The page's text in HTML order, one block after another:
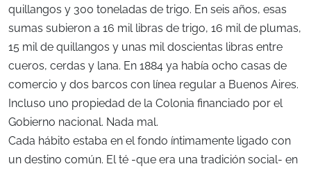
quillangos y 300 toneladas de trigo. En seis años, esas
sumas subieron a 16 mil libras de trigo, 16 mil de plumas,
15 mil de quillangos y unas mil doscientas libras entre
cueros, cerdas y lana. En 1884 ya había ocho casas de
comercio y dos barcos con línea regular a Buenos Aires.
Incluso uno propiedad de la Colonia financiado por el
Gobierno nacional. Nada mal.
Cada hábito estaba en el fondo íntimamente ligado con
un destino común. El té -que era una tradición social- en